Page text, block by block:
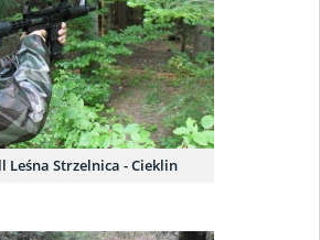
Leśna Strzelnica - Cieklin